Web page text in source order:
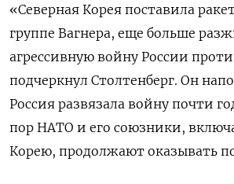
«Северная Корея поставила
группе Вагнера, еще больше
агрессивную войну России
подчеркнул Столтенберг. Он
Россия развязала войну почти
пор НАТО и его союзники,
Корею, продолжают оказывать